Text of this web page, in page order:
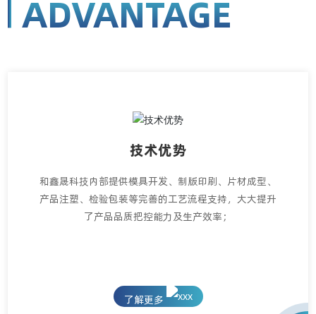
ADVANTAGE
技术优势
和鑫晟科技内部提供模具开发、制版印刷、片材成型、
产品注塑、检验包装等完善的工艺流程支持，大大提升
了产品品质把控能力及生产效率；
了解更多